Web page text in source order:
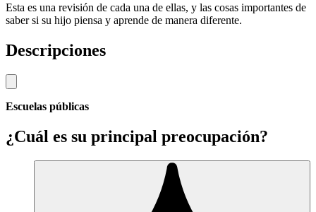
Esta es una revisión de cada una de ellas, y las cosas importantes de
saber si su hijo piensa y aprende de manera diferente.
Descripciones
Escuelas públicas
¿Cuál es su principal preocupación?